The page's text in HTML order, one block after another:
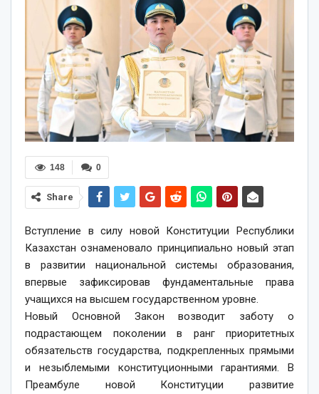
0
148
Share
Вступление в силу новой Конституции Республики
Казахстан ознаменовало принципиально новый этап
в развитии национальной системы образования,
впервые зафиксировав фундаментальные права
учащихся на высшем государственном уровне.
Новый Основной Закон возводит заботу о
подрастающем поколении в ранг приоритетных
обязательств государства, подкрепленных прямыми
и незыблемыми конституционными гарантиями. В
Преамбуле новой Конституции развитие